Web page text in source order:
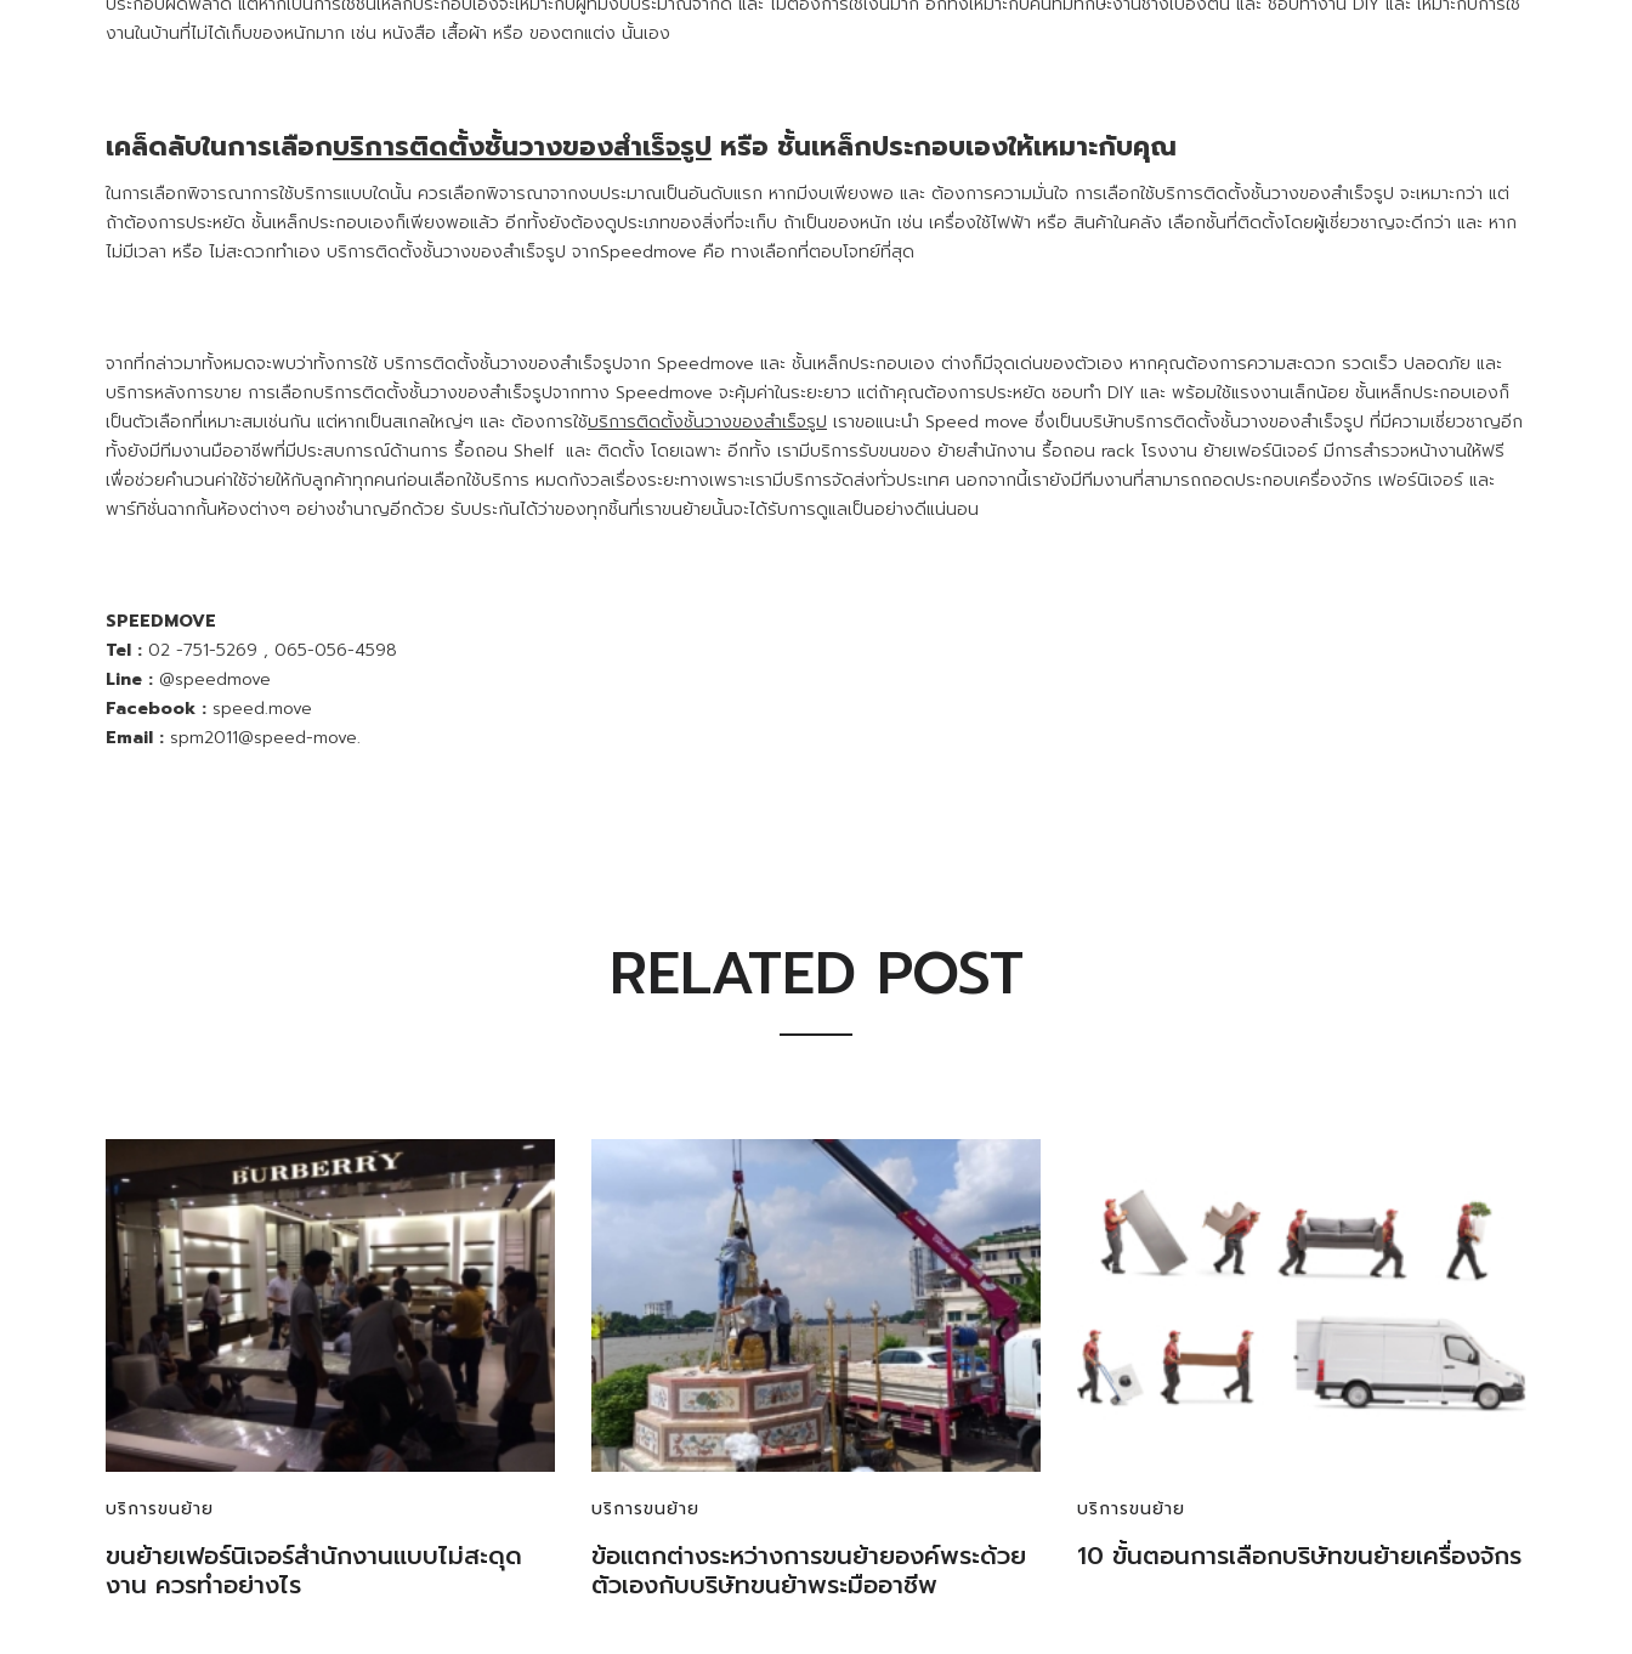
งานในบ้านที่ไม่ได้เก็บของหนักมาก เช่น หนังสือ เสื้อผ้า หรือ ของตกแต่ง นั้นเอง
เคล็ดลับในการเลือกบริการติดตั้งชั้นวางของสำเร็จรูป หรือ ชั้นเหล็กประกอบเองให้เหมาะกับคุณ
ในการเลือกพิจารณาการใช้บริการแบบใดนั้น ควรเลือกพิจารณาจากงบประมาณเป็นอันดับแรก หากมีงบเพียงพอ และ ต้องการความมั่นใจ การเลือกใช้บริการติดตั้งชั้นวางของสำเร็จรูป จะเหมาะกว่า แต่
ถ้าต้องการประหยัด ชั้นเหล็กประกอบเองก็เพียงพอแล้ว อีกทั้งยังต้องดูประเภทของสิ่งที่จะเก็บ ถ้าเป็นของหนัก เช่น เครื่องใช้ไฟฟ้า หรือ สินค้าในคลัง เลือกชั้นที่ติดตั้งโดยผู้เชี่ยวชาญจะดีกว่า และ หาก
ไม่มีเวลา หรือ ไม่สะดวกทำเอง บริการติดตั้งชั้นวางของสำเร็จรูป จากSpeedmove คือ ทางเลือกที่ตอบโจทย์ที่สุด
จากที่กล่าวมาทั้งหมดจะพบว่าทั้งการใช้ บริการติดตั้งชั้นวางของสำเร็จรูปจาก Speedmove และ ชั้นเหล็กประกอบเอง ต่างก็มีจุดเด่นของตัวเอง หากคุณต้องการความสะดวก รวดเร็ว ปลอดภัย และ
บริการหลังการขาย การเลือกบริการติดตั้งชั้นวางของสำเร็จรูปจากทาง Speedmove จะคุ้มค่าในระยะยาว แต่ถ้าคุณต้องการประหยัด ชอบทำ DIY และ พร้อมใช้แรงงานเล็กน้อย ชั้นเหล็กประกอบเองก็
เป็นตัวเลือกที่เหมาะสมเช่นกัน แต่หากเป็นสเกลใหญ่ๆ และ ต้องการใช้บริการติดตั้งชั้นวางของสำเร็จรูป เราขอแนะนำ Speed move ซึ่งเป็นบริษัทบริการติดตั้งชั้นวางของสำเร็จรูป ที่มีความเชี่ยวชาญอีก
ทั้งยังมีทีมงานมืออาชีพที่มีประสบการณ์ด้านการ รื้อถอน Shelf และ ติดตั้ง โดยเฉพาะ อีกทั้ง เรามีบริการรับขนของ ย้ายสำนักงาน รื้อถอน rack โรงงาน ย้ายเฟอร์นิเจอร์ มีการสำรวจหน้างานให้ฟรี
เพื่อช่วยคำนวนค่าใช้จ่ายให้กับลูกค้าทุกคนก่อนเลือกใช้บริการ หมดกังวลเรื่องระยะทางเพราะเรามีบริการจัดส่งทั่วประเทศ นอกจากนี้เรายังมีทีมงานที่สามารถถอดประกอบเครื่องจักร เฟอร์นิเจอร์ และ
พาร์ทิชั่นฉากกั้นห้องต่างๆ อย่างชำนาญอีกด้วย รับประกันได้ว่าของทุกชิ้นที่เราขนย้ายนั้นจะได้รับการดูแลเป็นอย่างดีแน่นอน
SPEEDMOVE
Tel : 02 -751-5269 , 065-056-4598
Line : @speedmove
Facebook : speed.move
Email : spm2011@speed-move.
RELATED POST
บริการขนย้าย
ขนย้ายเฟอร์นิเจอร์สำนักงานแบบไม่สะดุด
งาน ควรทำอย่างไร
บริการขนย้าย
ข้อแตกต่างระหว่างการขนย้ายองค์พระด้วย
ตัวเองกับบริษัทขนย้าพระมืออาชีพ
บริการขนย้าย
10 ขั้นตอนการเลือกบริษัทขนย้ายเครื่องจักร